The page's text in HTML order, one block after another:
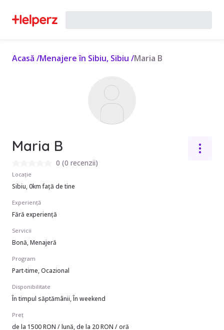
Acasă /Menajere în Sibiu, Sibiu /Maria B
Maria B
0 (0 recenzii)
Locație
Sibiu, 0km față de tine
Experiență
Fără experiență
Servicii
Bonă, Menajeră
Program
Part-time, Ocazional
Disponibilitate
În timpul săptămânii, În weekend
Preț
de la 1500 RON / lună, de la 20 RON / oră